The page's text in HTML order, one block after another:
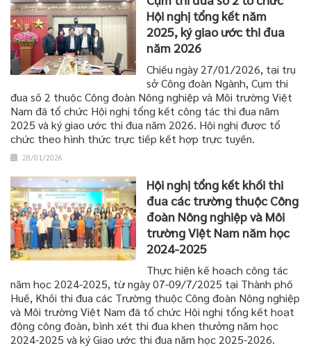
Hội nghị tổng kết năm
2025, ký giao ước thi đua
năm 2026
Chiều ngày 27/01/2026, tại trụ
sở Công đoàn Ngành, Cụm thi
đua số 2 thuộc Công đoàn Nông nghiệp và Môi trường Việt
Nam đã tổ chức Hội nghị tổng kết công tác thi đua năm
2025 và ký giao ước thi đua năm 2026. Hội nghị được tổ
chức theo hình thức trực tiếp kết hợp trực tuyến.
28/01/2026
Hội nghị tổng kết khối thi
đua các trường thuộc Công
đoàn Nông nghiệp và Môi
trường Việt Nam năm học
2024-2025
Thực hiện kế hoạch công tác
năm học 2024-2025, từ ngày 07-09/7/2025 tại Thành phố
Huế, Khối thi đua các Trường thuộc Công đoàn Nông nghiệp
và Môi trường Việt Nam đã tổ chức Hội nghị tổng kết hoạt
động công đoàn, bình xét thi đua khen thưởng năm học
2024-2025 và ký Giao ước thi đua năm học 2025-2026.